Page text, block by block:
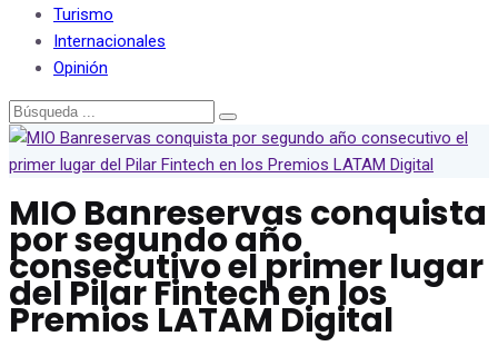
Turismo
Internacionales
Opinión
MIO Banreservas conquista
por segundo año
consecutivo el primer lugar
del Pilar Fintech en los
Premios LATAM Digital